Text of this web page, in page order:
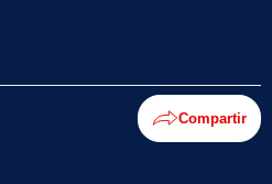
Compartir